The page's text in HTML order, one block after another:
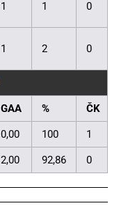
1 1 0
1 2 0
GAA % ČK
0,00 100 1
2,00 92,86 0